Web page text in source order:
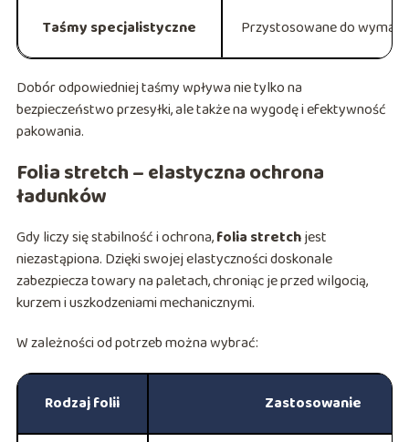
Taśmy specjalistyczne Przystosowane do
Dobór odpowiedniej taśmy wpływa nie tylko na
bezpieczeństwo przesyłki, ale także na wygodę i efektywność
pakowania.
Folia stretch – elastyczna ochrona
ładunków
Gdy liczy się stabilność i ochrona,folia stretchjest
niezastąpiona. Dzięki swojej elastyczności doskonale
zabezpiecza towary na paletach, chroniąc je przed wilgocią,
kurzem i uszkodzeniami mechanicznymi.
W zależności od potrzeb można wybrać:
Rodzaj folii Zastosowanie